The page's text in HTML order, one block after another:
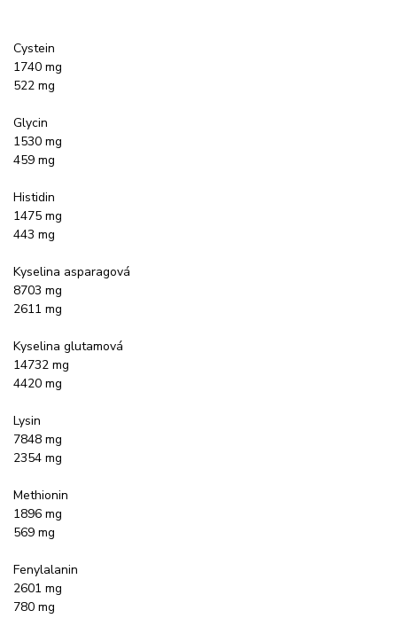
Cystein
1740 mg
522 mg
Glycin
1530 mg
459 mg
Histidin
1475 mg
443 mg
Kyselina asparagová
8703 mg
2611 mg
Kyselina glutamová
14732 mg
4420 mg
Lysin
7848 mg
2354 mg
Methionin
1896 mg
569 mg
Fenylalanin
2601 mg
780 mg